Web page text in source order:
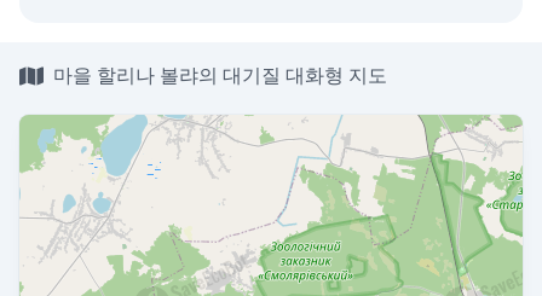
마을 할리나 볼랴의 대기질 대화형 지도